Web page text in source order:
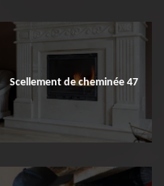
Scellement de cheminée 47